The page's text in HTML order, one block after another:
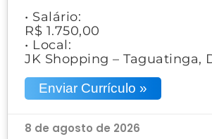
• Salário:
R$ 1.750,00
• Local:
JK Shopping – Taguatinga,
Enviar Currículo »
8 de agosto de 2026